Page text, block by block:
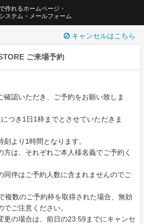
キャンセルはこちら
ご来場予約
確認いただき、ご予約をお願い致しま
つき1日1枠までとさせていただきま
刻より1時間となります。
方は、それぞれご本人様名義でご予約く
同伴はご予約人数に含まれませんのでご
複数のご予約枠を取得された場合、無効
ご注意ください。
更の場合は、前日の23:59までにキャンセ
作れるホームページ・
ステム・メールフォーム